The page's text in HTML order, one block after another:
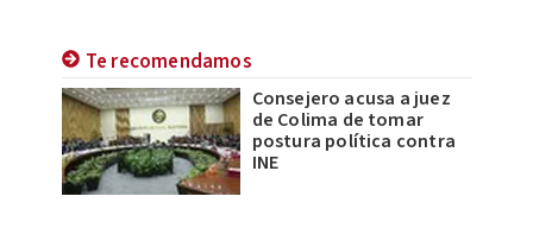
Te recomendamos
Consejero acusa a juez
de Colima de tomar
postura política contra
INE